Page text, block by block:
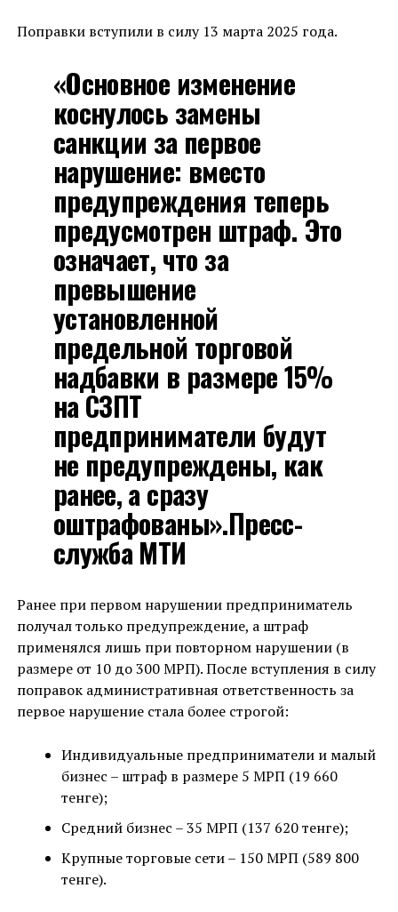
Поправки вступили в силу 13 марта 2025 года.
«Основное изменение
коснулось замены
санкции за первое
нарушение: вместо
предупреждения теперь
предусмотрен штраф. Это
означает, что за
превышение
установленной
предельной торговой
надбавки в размере 15%
на СЗПТ
предприниматели будут
не предупреждены, как
ранее, а сразу
оштрафованы».Пресс-
служба МТИ
Ранее при первом нарушении предприниматель
получал только предупреждение, а штраф
применялся лишь при повторном нарушении (в
размере от 10 до 300 МРП). После вступления в силу
поправок административная ответственность за
первое нарушение стала более строгой:
Индивидуальные предприниматели и малый
бизнес – штраф в размере 5 МРП (19 660
тенге);
Средний бизнес – 35 МРП (137 620 тенге);
Крупные торговые сети – 150 МРП (589 800
тенге).